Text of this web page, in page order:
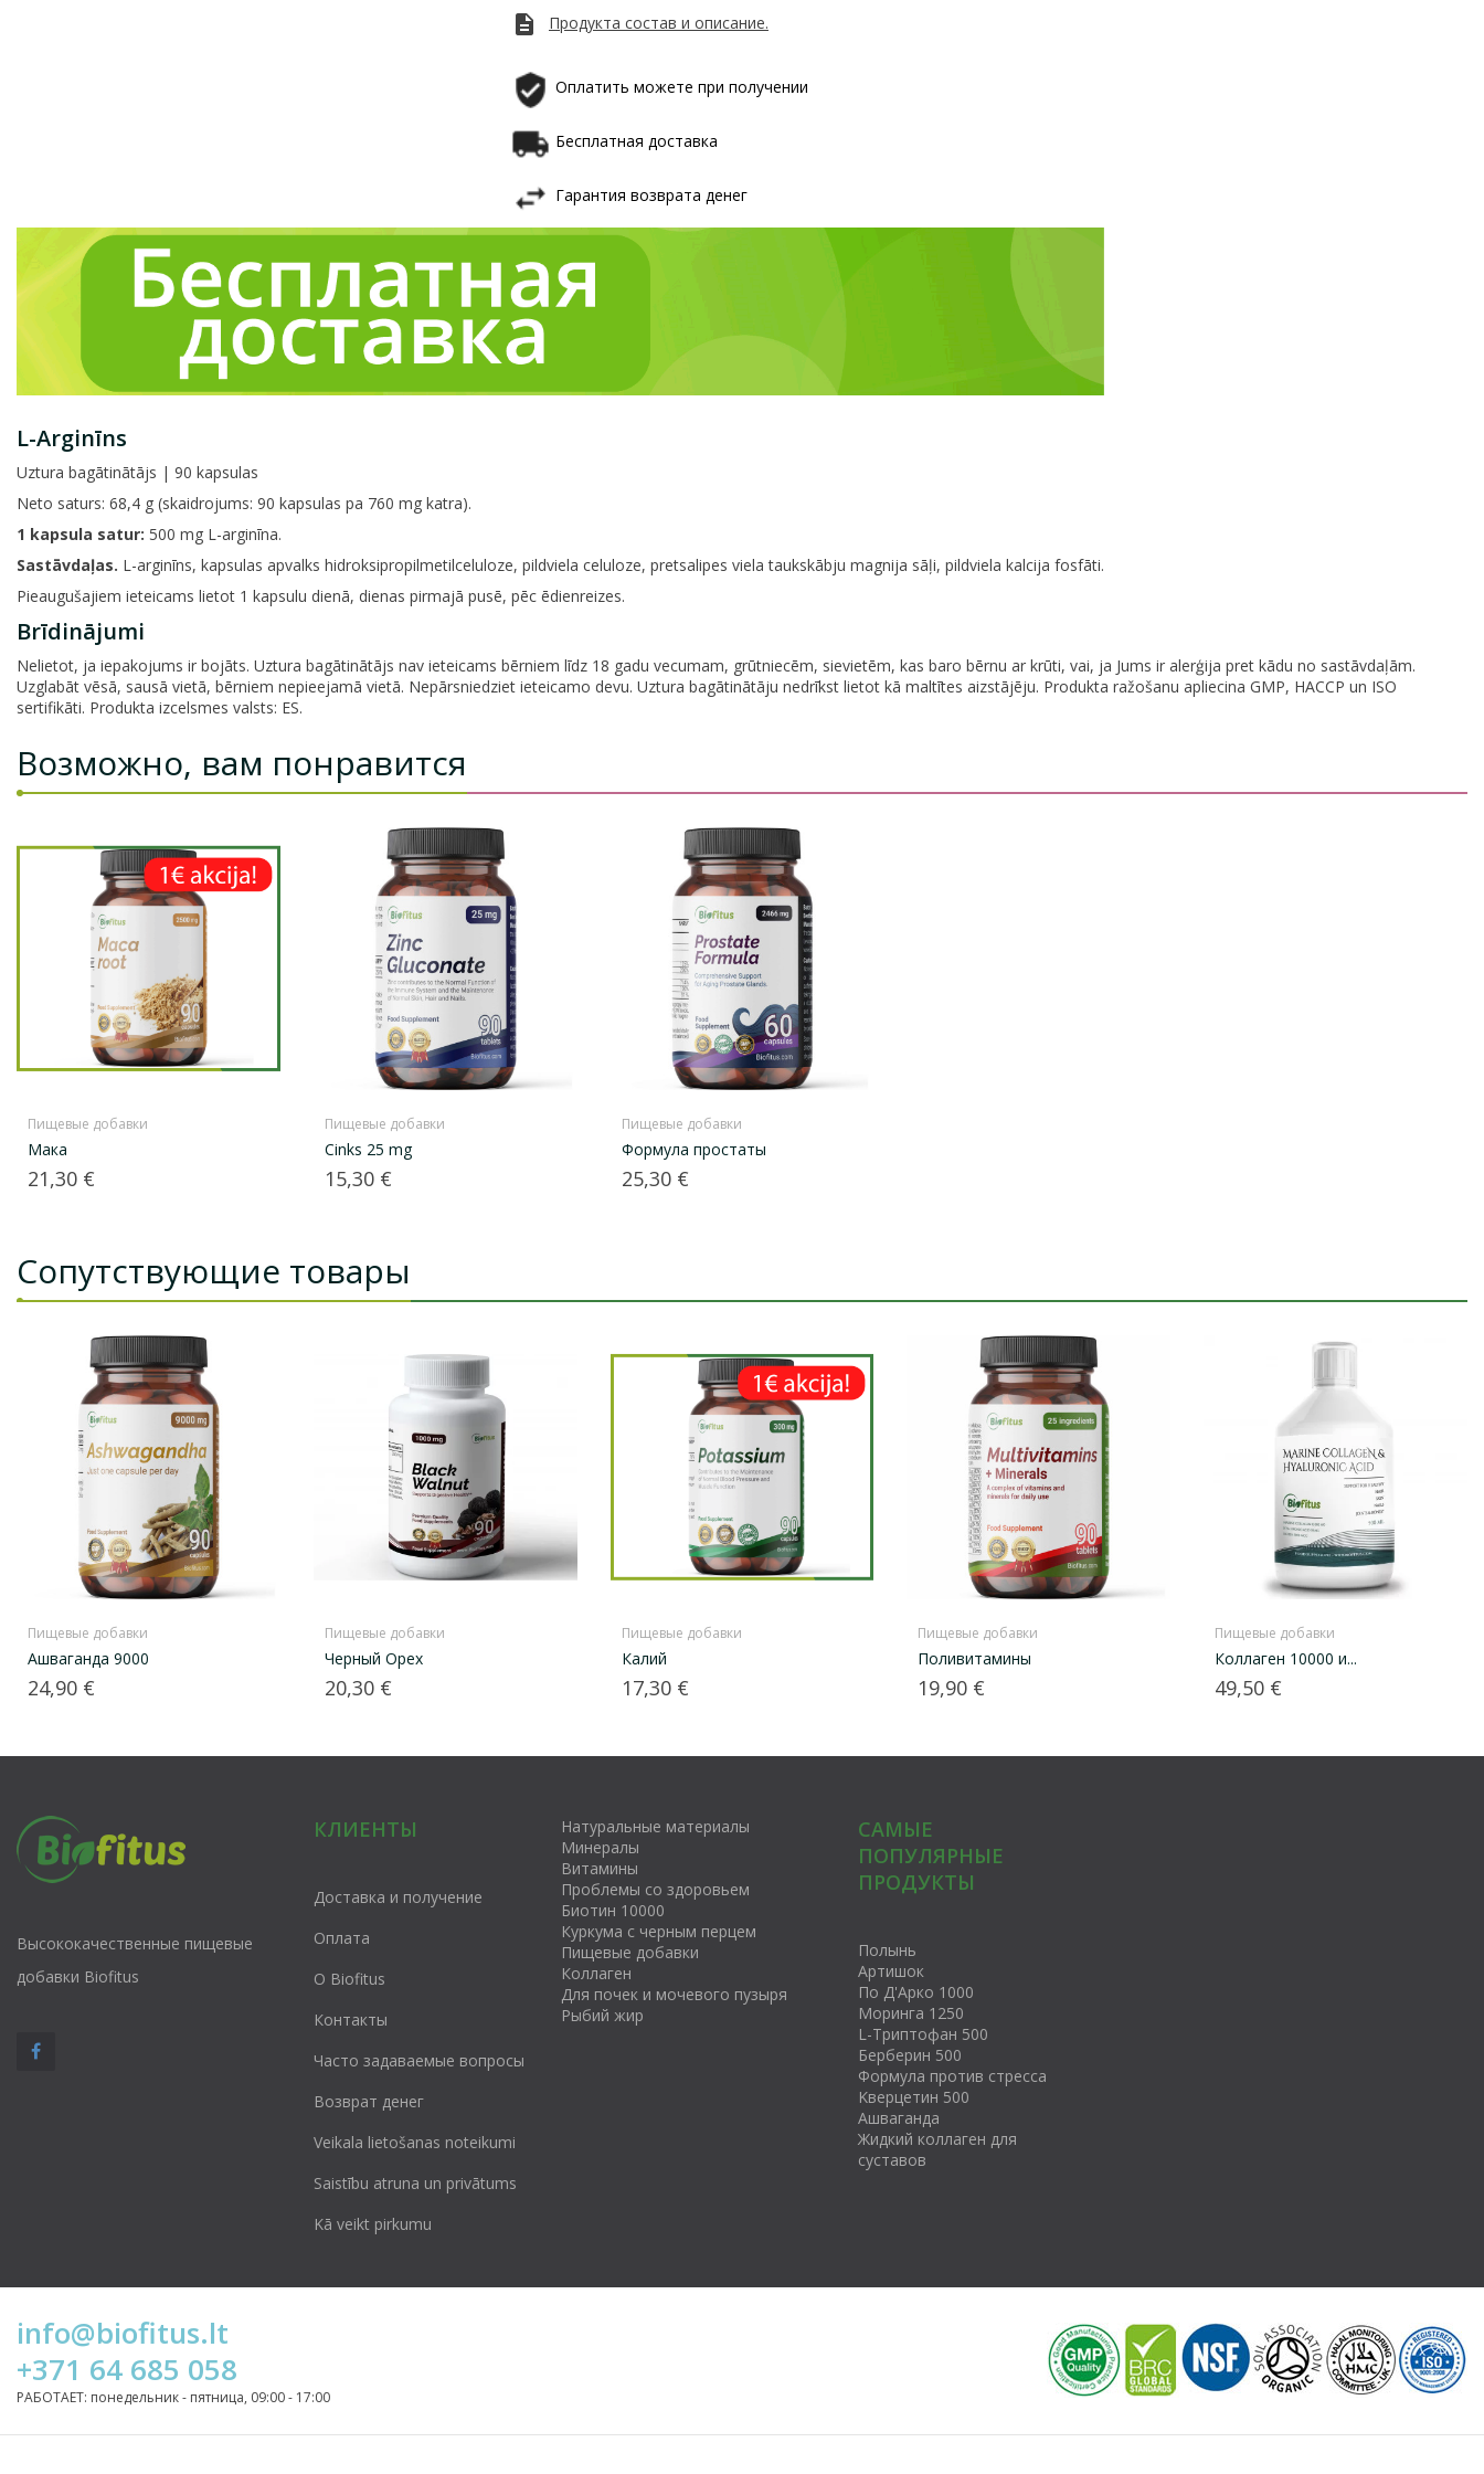
description Продукта cостав и описание.
Оплатить можете при получении
Бесплатная доставка
Гарантия возврата денег
L-Arginīns
Uztura bagātinātājs | 90 kapsulas
Neto saturs: 68,4 g (skaidrojums: 90 kapsulas pa 760 mg katra).
1 kapsula satur: 500 mg L-arginīna.
Sastāvdaļas. L-arginīns, kapsulas apvalks hidroksipropilmetilceluloze, pildviela celuloze, pretsalipes viela taukskābju magnija sāļi, pildviela kalcija fosfāti.
Pieaugušajiem ieteicams lietot 1 kapsulu dienā, dienas pirmajā pusē, pēc ēdienreizes.
Brīdinājumi
Nelietot, ja iepakojums ir bojāts. Uztura bagātinātājs nav ieteicams bērniem līdz 18 gadu vecumam, grūtniecēm, sievietēm, kas baro bērnu ar krūti, vai, ja Jums ir alerģija pret kādu no sastāvdaļām.
Uzglabāt vēsā, sausā vietā, bērniem nepieejamā vietā. Nepārsniedziet ieteicamo devu. Uztura bagātinātāju nedrīkst lietot kā maltītes aizstājēju. Produkta ražošanu apliecina GMP, HACCP un ISO
sertifikāti. Produkta izcelsmes valsts: ES.
Возможно, вам понравится
Пищевые добавки
Мака
Цена
21,30 €
Пищевые добавки
Cinks 25 mg
Цена
15,30 €
Пищевые добавки
Формула простаты
Цена
25,30 €
Сопутствующие товары
Пищевые добавки
Ашваганда 9000
Цена
24,90 €
Пищевые добавки
Черный Oрех
Цена
20,30 €
Пищевые добавки
Калий
Цена
17,30 €
Пищевые добавки
Поливитамины
Цена
19,90 €
Пищевые добавки
Коллаген 10000 и...
Цена
49,50 €
Высококачественные пищевые
добавки Biofitus
КЛИЕНТЫ
Доставка и получение
Оплата
О Biofitus
Контакты
Часто задаваемые вопросы
Возврат денег
Veikala lietošanas noteikumi
Saistību atruna un privātums
Kā veikt pirkumu
Натуральные материалы
Минералы
Витамины
Проблемы со здоровьем
Биотин 10000
Куркума с черным перцем
Пищевые добавки
Коллаген
Для почек и мочевого пузыря
Рыбий жир
САМЫЕ
ПОПУЛЯРНЫЕ
ПРОДУКТЫ
Полынь
Артишок
По Д'Арко 1000
Моринга 1250
L-Триптофан 500
Берберин 500
Формула против стресса
Kверцетин 500
Ашваганда
Жидкий коллаген для
суставов
info@biofitus.lt
+371 64 685 058
РАБОТАЕТ: понедельник - пятница, 09:00 - 17:00